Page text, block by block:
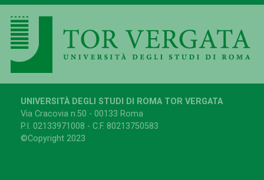
UNIVERSITÀ DEGLI STUDI DI ROMA TOR VERGATA
Via Cracovia n.50 - 00133 Roma
P.I. 02133971008 - C.F. 80213750583
©Copyright 2023